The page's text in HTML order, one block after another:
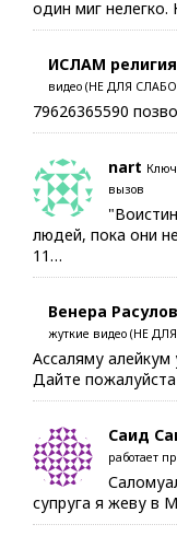
один миг
ИСЛАМ
видео (НЕ ДЛЯ
79626365590
nart
вызов
людей, пока они
11…
Венера
жуткие видео (НЕ
Ассаляму алейкум
Дайте
Саид
работает
супруга я жеву в